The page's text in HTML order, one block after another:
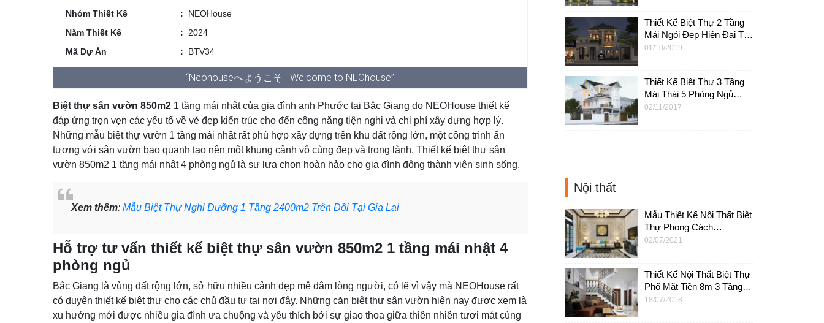
Nhóm Thiết Kế
NEOHouse
Năm Thiết Kế
2024
Mã Dự Án
BTV34
“Neohouseへようこそ—Welcome to NEOhouse”
Biệt thự sân vườn 850m2 1 tầng mái nhật của gia đình anh Phước tại Bắc Giang do NEOHouse thiết kế
đáp ứng trọn vẹn các yếu tố về vẻ đẹp kiến trúc cho đến công năng tiện nghi và chi phí xây dựng hợp lý.
Những mẫu biệt thự vườn 1 tầng mái nhật rất phù hợp xây dựng trên khu đất rộng lớn, một công trình ấn
tượng với sân vườn bao quanh tạo nên một khung cảnh vô cùng đẹp và trong lành. Thiết kế biệt thự sân
vườn 850m2 1 tầng mái nhật 4 phòng ngủ là sự lựa chọn hoàn hảo cho gia đình đông thành viên sinh sống.
Xem thêm: Mẫu Biệt Thự Nghỉ Dưỡng 1 Tầng 2400m2 Trên Đồi Tại Gia Lai
Hỗ trợ tư vấn thiết kế biệt thự sân vườn 850m2 1 tầng mái nhật 4
phòng ngủ
Bắc Giang là vùng đất rộng lớn, sở hữu nhiều cảnh đẹp mê đắm lòng người, có lẽ vì vậy mà NEOHouse rất
có duyên thiết kế biệt thự cho các chủ đầu tư tại nơi đây. Những căn biệt thự sân vườn hiện nay được xem là
xu hướng mới được nhiều gia đình ưa chuộng và yêu thích bởi sự giao thoa giữa thiên nhiên tươi mát cùng
Thiết Kế Biệt Thự 2 Tầng
Mái Ngói Đẹp Hiện Đại Tại
Tp. HCM – BT22
01/10/2019
Thiết Kế Biệt Thự 3 Tầng
Mái Thái 5 Phòng Ngủ
9x18m Tại HCM – BT11A
02/11/2017
Nội thất
Mẫu Thiết Kế Nội Thất Biệt
Thự Phong Cách
Indochine 10x16m – NT36
02/07/2021
Thiết Kế Nội Thất Biệt Thự
Phố Mặt Tiền 8m 3 Tầng
Tại HCM – NT09
18/07/2018